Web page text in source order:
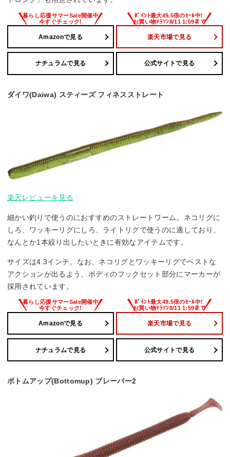
Amazonで見る 楽天市場で見る
ナチュラムで見る 公式サイトで見る
ダイワ(Daiwa) スティーズ フィネスストレート
楽天レビューを見る
細かい釣りで使うのにおすすめのストレートワーム。ネコリグに
しろ、ワッキーリグにしろ、ライトリグで使うのに適しており、
なんとか1本絞り出したいときに有効なアイテムです。
サイズは4.3インチ。なお、ネコリグとワッキーリグでベストな
アクションが出るよう、ボディのフックセット部分にマーカーが
採用されています。
Amazonで見る 楽天市場で見る
ナチュラムで見る 公式サイトで見る
ボトムアップ(Bottomup) ブレーバー2